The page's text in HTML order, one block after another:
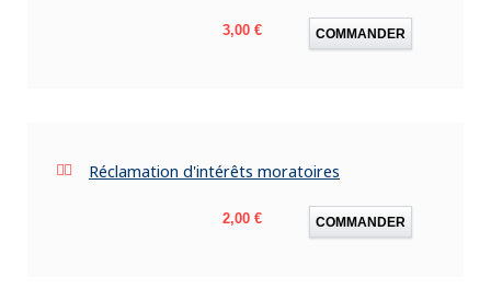
Prix
3,00 € COMMANDER
Réclamation d'intérêts moratoires
Prix
2,00 € COMMANDER